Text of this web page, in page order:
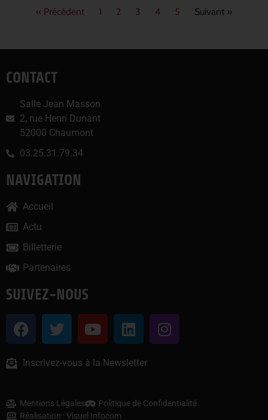
« Précédent 1 2 3 4 5 Suivant »
CONTACT
Salle Jean Masson
2, rue Henri Dunant
52000 Chaumont
03.25.31.79.34
NAVIGATION
Accueil
Actu
Billetterie
Partenaires
SUIVEZ-NOUS
Inscrivez-vous à la Newsletter
Mentions Légales
Politique de Confidentialité
Réalisation : Visuel Infocom